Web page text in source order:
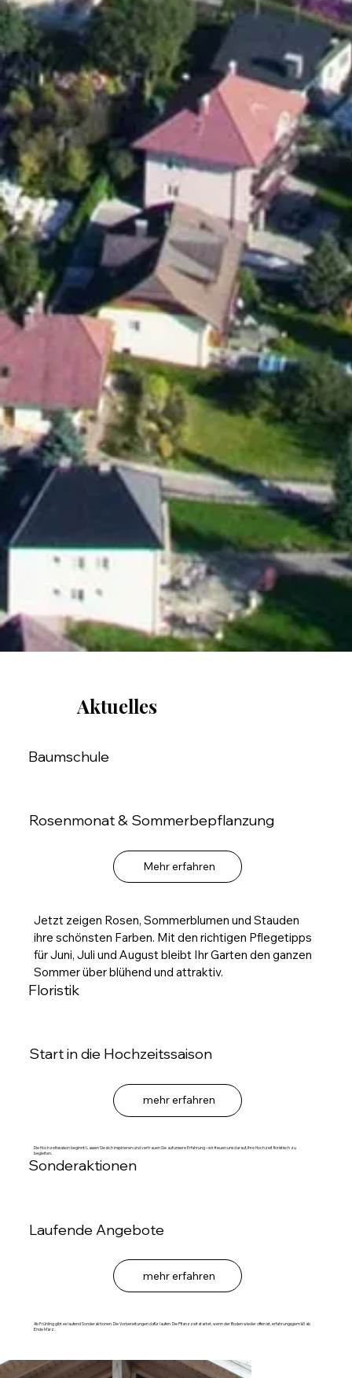
Baumschule
Rosenmonat & Sommerbepflanzung
Mehr erfahren
Jetzt zeigen Rosen, Sommerblumen und Stauden
ihre schönsten Farben. Mit den richtigen Pflegetipps
für Juni, Juli und August bleibt Ihr Garten den ganzen
Sommer über blühend und attraktiv.
Floristik
Start in die Hochzeitssaison
mehr erfahren
Die Hochzeitssaison beginnt! Lassen Sie sich inspirieren und vertrauen Sie auf unsere Erfahrung – wir freuen uns darauf, Ihre Hochzeit floristisch zu
begleiten.
Sonderaktionen
Laufende Angebote
mehr erfahren
Ab Frühling gibt es laufend Sonderaktionen. Die Vorbereitungen dafür laufen. Die Pflanzzeit startet, wenn der Boden wieder offen ist, erfahrungsgemäß ab
Ende März.
Aktuelles